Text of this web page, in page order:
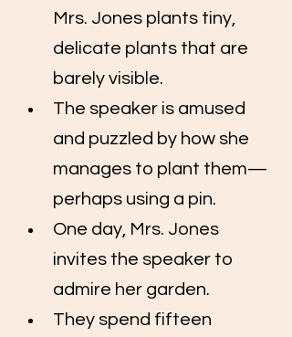
Mrs. Jones plants tiny,
delicate plants that are
barely visible.
The speaker is amused
and puzzled by how she
manages to plant them—
perhaps using a pin.
One day, Mrs. Jones
invites the speaker to
admire her garden.
They spend fifteen